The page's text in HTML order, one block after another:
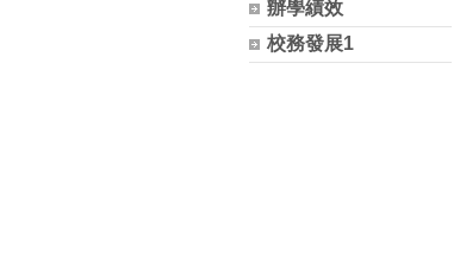
辦學績效
校務發展1